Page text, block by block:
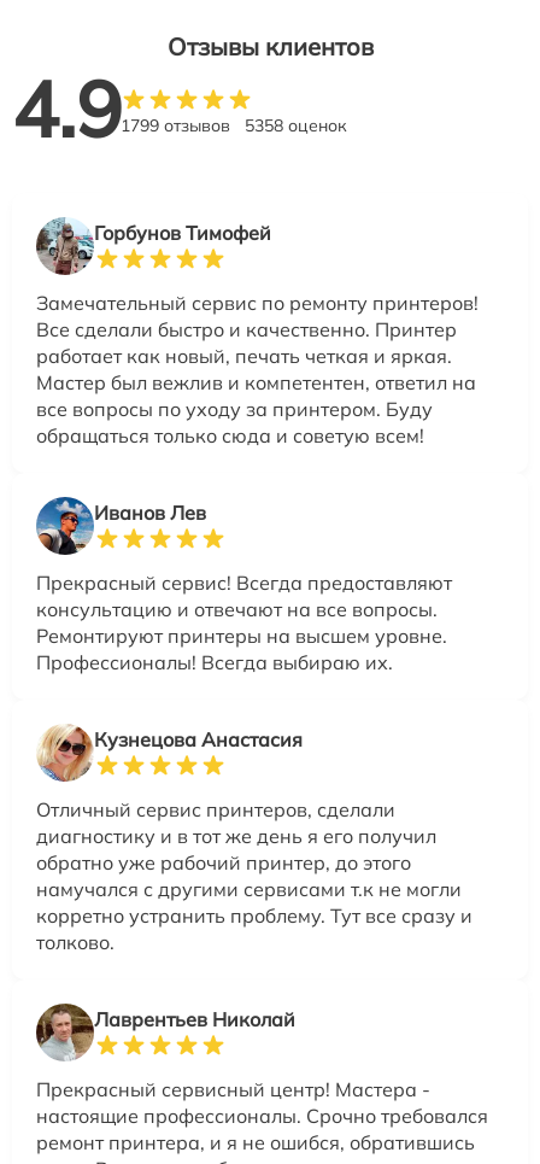
Отзывы клиентов
4.91799 отзывов 5358 оценок
Горбунов Тимофей
Замечательный сервис по ремонту принтеров!
Все сделали быстро и качественно. Принтер
работает как новый, печать четкая и яркая.
Мастер был вежлив и компетентен, ответил на
все вопросы по уходу за принтером. Буду
обращаться только сюда и советую всем!
Иванов Лев
Прекрасный сервис! Всегда предоставляют
консультацию и отвечают на все вопросы.
Ремонтируют принтеры на высшем уровне.
Профессионалы! Всегда выбираю их.
Кузнецова Анастасия
Отличный сервис принтеров, сделали
диагностику и в тот же день я его получил
обратно уже рабочий принтер, до этого
намучался с другими сервисами т.к не могли
корретно устранить проблему. Тут все сразу и
толково.
Лаврентьев Николай
Прекрасный сервисный центр! Мастера -
настоящие профессионалы. Срочно требовался
ремонт принтера, и я не ошибся, обратившись